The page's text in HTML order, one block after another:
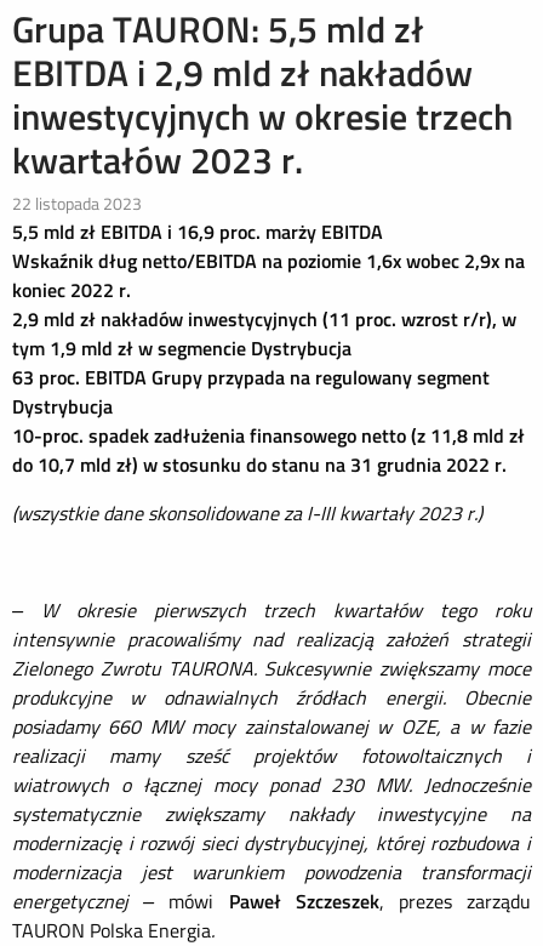
Grupa TAURON: 5,5 mld zł
EBITDA i 2,9 mld zł nakładów
inwestycyjnych w okresie trzech
kwartałów 2023 r.
22 listopada 2023
5,5 mld zł EBITDA i 16,9 proc. marży EBITDA
Wskaźnik dług netto/EBITDA na poziomie 1,6x wobec 2,9x na
koniec 2022 r.
2,9 mld zł nakładów inwestycyjnych (11 proc. wzrost r/r), w
tym 1,9 mld zł w segmencie Dystrybucja
63 proc. EBITDA Grupy przypada na regulowany segment
Dystrybucja
10-proc. spadek zadłużenia finansowego netto (z 11,8 mld zł
do 10,7 mld zł) w stosunku do stanu na 31 grudnia 2022 r.
(wszystkie dane skonsolidowane za I-III kwartały 2023 r.)
– W okresie pierwszych trzech kwartałów tego roku
intensywnie pracowaliśmy nad realizacją założeń strategii
Zielonego Zwrotu TAURONA. Sukcesywnie zwiększamy moce
produkcyjne w odnawialnych źródłach energii. Obecnie
posiadamy 660 MW mocy zainstalowanej w OZE, a w fazie
realizacji mamy sześć projektów fotowoltaicznych i
wiatrowych o łącznej mocy ponad 230 MW. Jednocześnie
systematycznie zwiększamy nakłady inwestycyjne na
modernizację i rozwój sieci dystrybucyjnej, której rozbudowa i
modernizacja jest warunkiem powodzenia transformacji
energetycznej – mówi Paweł Szczeszek, prezes zarządu
TAURON Polska Energia.